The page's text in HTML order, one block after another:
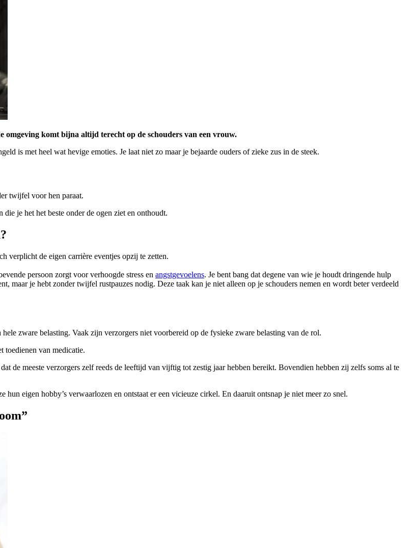
omgeving komt bijna altijd terecht op de schouders van een vrouw.
is met heel wat hevige emoties. Je laat niet zo maar je bejaarde ouders of zieke zus in de steek.
twijfel voor hen paraat.
je het het beste onder de ogen ziet en onthoudt.
verplicht de eigen carrière eventjes opzij te zetten.
persoon zorgt voor verhoogde stress en angstgevoelens. Je bent bang dat degene van wie je houdt dringende hulp
maar je hebt zonder twijfel rustpauzes nodig. Deze taak kan je niet alleen op je schouders nemen en wordt beter verdeeld
zware belasting. Vaak zijn verzorgers niet voorbereid op de fysieke zware belasting van de rol.
toedienen van medicatie.
de meeste verzorgers zelf reeds de leeftijd van vijftig tot zestig jaar hebben bereikt. Bovendien hebben zij zelfs soms al te
eigen hobby’s verwaarlozen en ontstaat er een vicieuze cirkel. En daaruit ontsnap je niet meer zo snel.